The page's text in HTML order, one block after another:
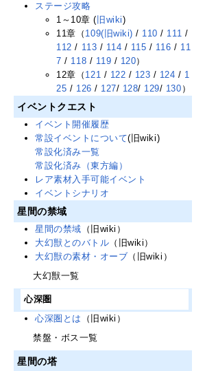
ステージ攻略
1～10章 ( 旧wiki)
11章（ 109(旧wiki) / 110 / 111 /
112 / 113 / 114 / 115 / 116 / 11
7 / 118 / 119 / 120）
12章（ 121 / 122 / 123 / 124 / 1
25 / 126 / 127/ 128/ 129/ 130 ）
イベントクエスト
イベント開催履歴
常設イベントについて(旧wiki)
常設化済み一覧
常設化済み（東方編）
レア素材入手可能イベント
イベントシナリオ
星間の禁域
星間の禁域 （旧wiki）
大幻獣とのバトル （旧wiki）
大幻獣の素材・オーブ （旧wiki）
大幻獣一覧
心深圏
心深圏とは
（旧wiki）
禁盤・ボス一覧
星間の塔